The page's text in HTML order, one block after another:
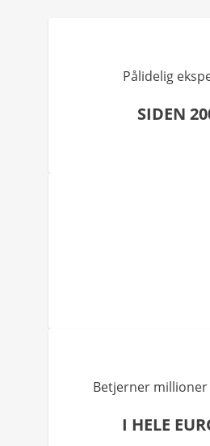
Pålidelig
SIDEN
Betjerner
I HELE